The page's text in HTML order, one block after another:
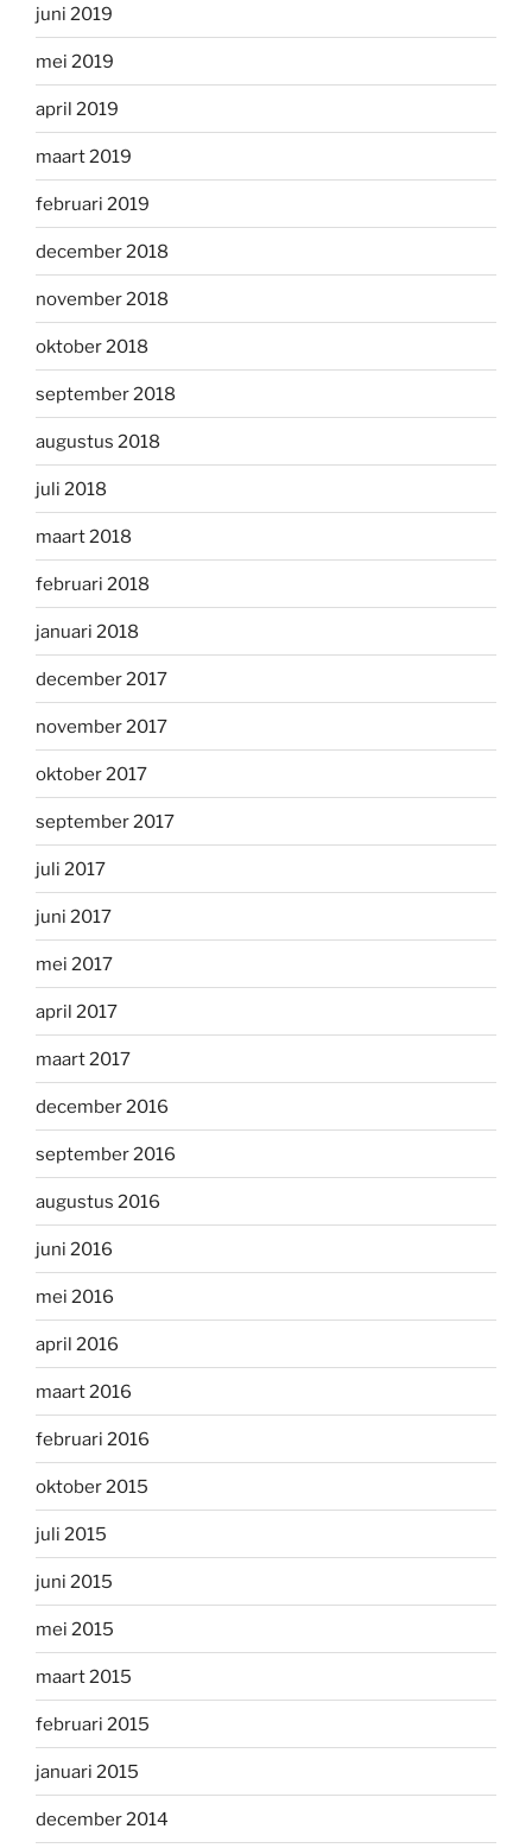
juni 2019
mei 2019
april 2019
maart 2019
februari 2019
december 2018
november 2018
oktober 2018
september 2018
augustus 2018
juli 2018
maart 2018
februari 2018
januari 2018
december 2017
november 2017
oktober 2017
september 2017
juli 2017
juni 2017
mei 2017
april 2017
maart 2017
december 2016
september 2016
augustus 2016
juni 2016
mei 2016
april 2016
maart 2016
februari 2016
oktober 2015
juli 2015
juni 2015
mei 2015
maart 2015
februari 2015
januari 2015
december 2014